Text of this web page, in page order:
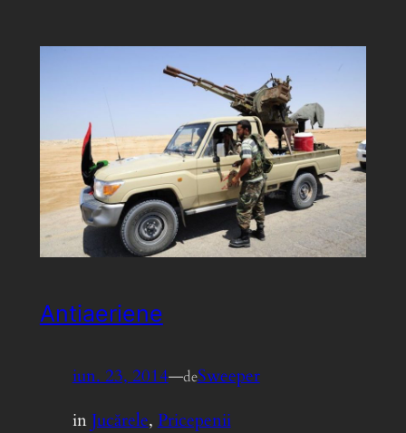
Antiaeriene
iun. 23, 2014—deSweeper
inJucărele, Pricepenii